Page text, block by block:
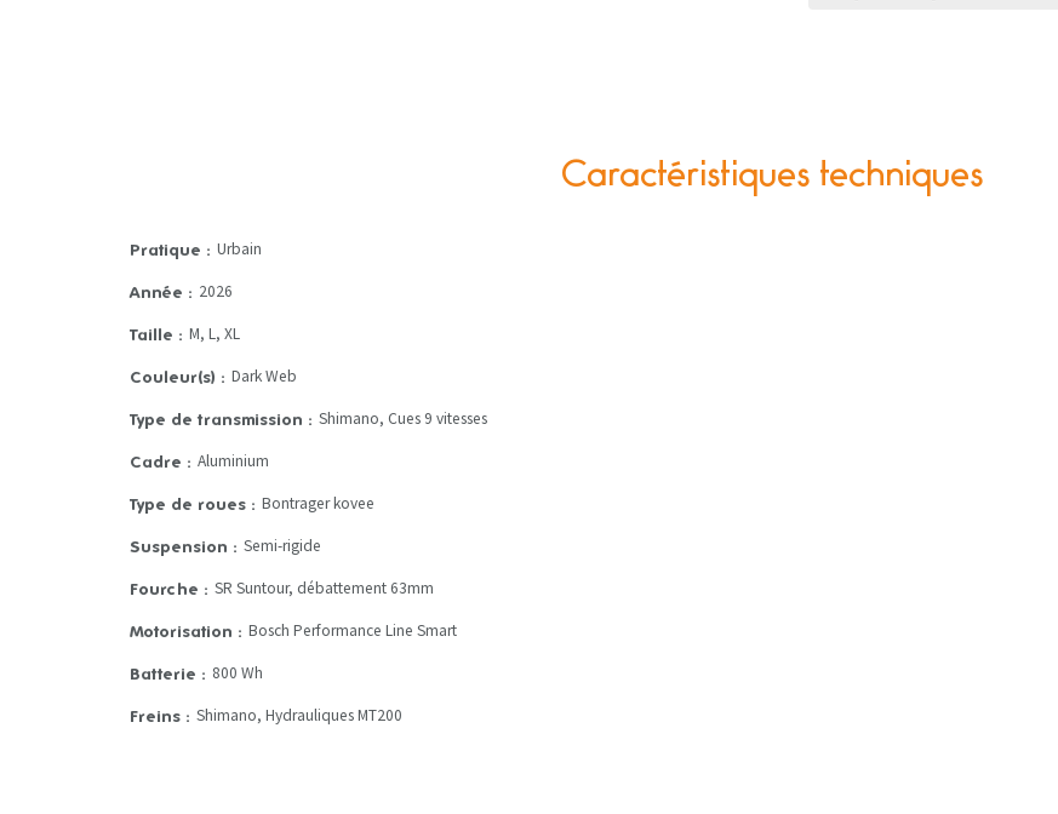
Caractéristiques techniques
Pratique : Urbain
Année : 2026
Taille : M, L, XL
Couleur(s) : Dark Web
Type de transmission : Shimano, Cues 9 vitesses
Cadre : Aluminium
Type de roues : Bontrager kovee
Suspension : Semi-rigide
Fourche : SR Suntour, débattement 63mm
Motorisation : Bosch Performance Line Smart
Batterie : 800 Wh
Freins : Shimano, Hydrauliques MT200